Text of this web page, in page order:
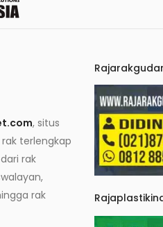
, situs
terlengkap
rak
rak